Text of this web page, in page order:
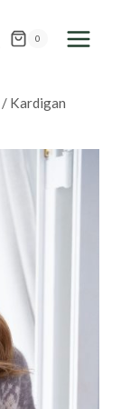
0
/ Kardigan